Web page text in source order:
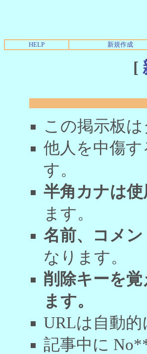
HELP 新規作成
[
この掲示板
他人を中傷
す。
半角カナは
ます。
名前、コメ
なります。
削除キーを
ます。
URLは自動
記事中に